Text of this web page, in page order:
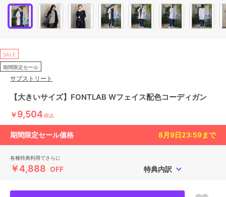
SALE
期間限定セール
サブストリート
【大きいサイズ】FONTLAB Wフェイス配色コーディガン
￥9,504 税込
期間限定セール価格 8月9日23:59まで
各種特典利用でさらに
￥4,888 OFF 特典内訳